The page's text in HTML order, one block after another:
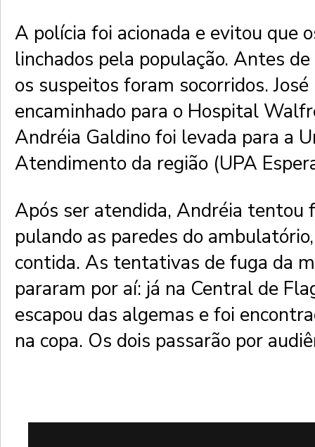
A polícia foi acionada e evitou que
linchados pela população. Antes
os suspeitos foram socorridos.
encaminhado para o Hospital
Andréia Galdino foi levada para a
Atendimento da região (UPA
Após ser atendida, Andréia tentou
pulando as paredes do
contida. As tentativas de fuga da
pararam por aí: já na Central de
escapou das algemas e foi
na copa. Os dois passarão por